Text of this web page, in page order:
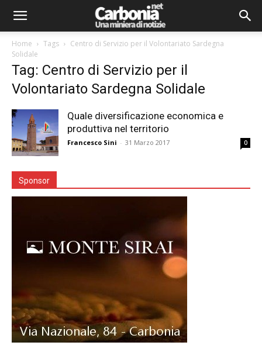
Home Tags
Centro di Servizio per il Volontariato Sardegna
Solidale
Tag: Centro di Servizio per il
Volontariato Sardegna Solidale
Quale diversificazione economica e
produttiva nel territorio
Francesco Sini - 31 Marzo 2017 0
Sponsor